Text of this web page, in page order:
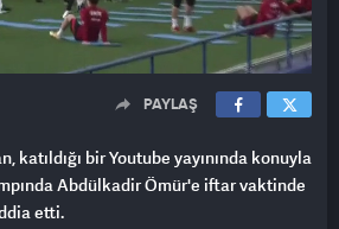
PAYLAŞ
katıldığı bir Youtube yayınında konuyla
Abdülkadir Ömür'e iftar vaktinde
etti.